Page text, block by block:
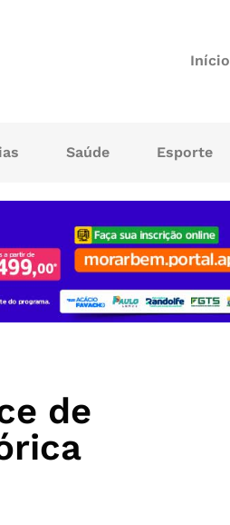
Início
Saúde Esporte
de